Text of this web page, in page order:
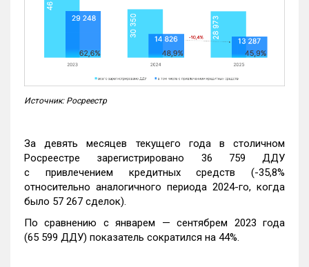
Источник: Росреестр
За девять месяцев текущего года в столичном
Росреестре зарегистрировано 36 759 ДДУ
с привлечением кредитных средств (-35,8%
относительно аналогичного периода 2024-го, когда
было 57 267 сделок).
По сравнению с январем — сентябрем 2023 года
(65 599 ДДУ) показатель сократился на 44%.